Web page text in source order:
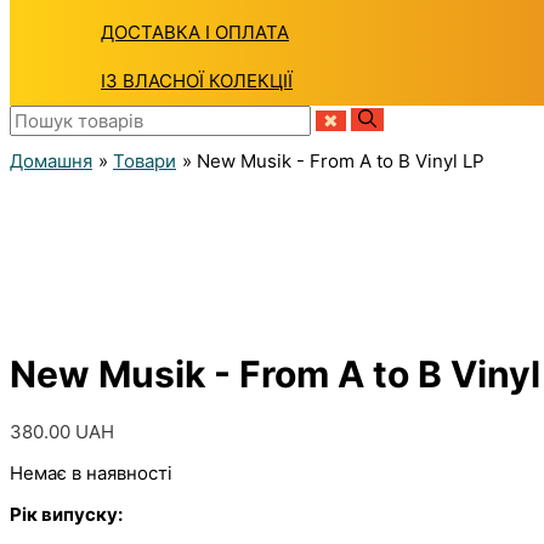
ДОСТАВКА І ОПЛАТА
ІЗ ВЛАСНОЇ КОЛЕКЦІЇ
Домашня Товари New Musik - From A to B Vinyl LP
New Musik - From A to B Vinyl
380.00 UAH
Немає в наявності
Рік випуску: